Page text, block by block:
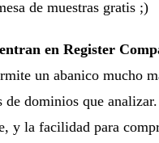
de muestras gratis ;)
en Register
un abanico mucho
de dominios que
y la facilidad para